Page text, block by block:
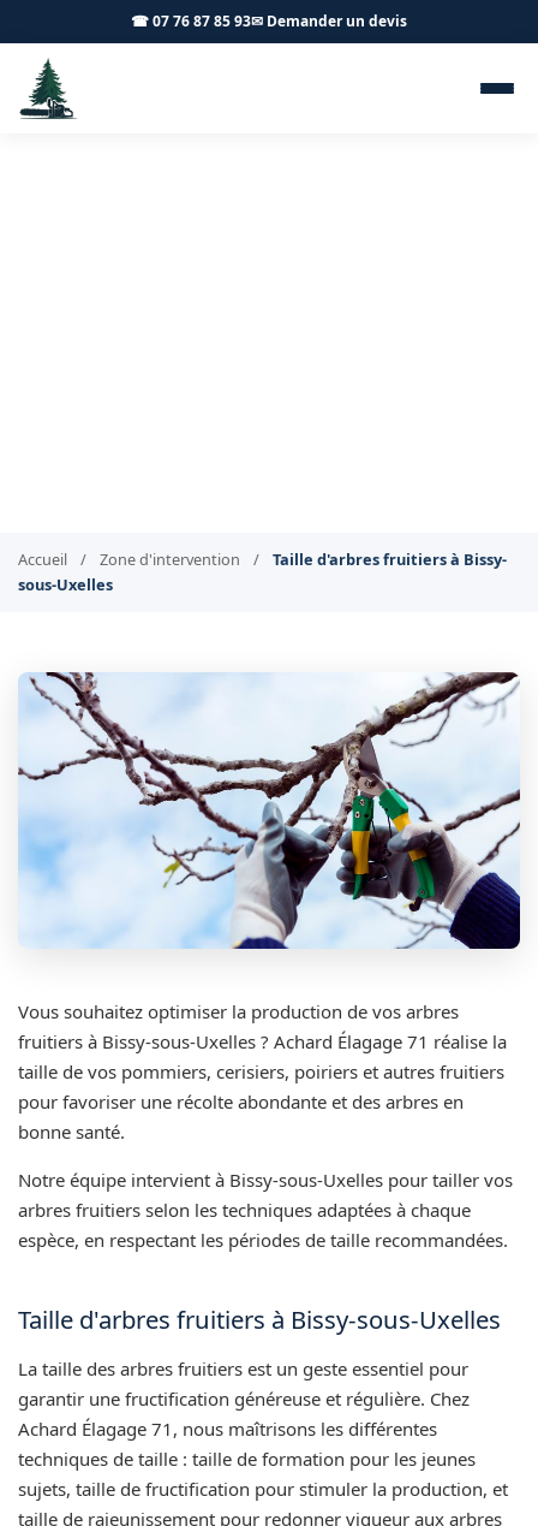
☎ 07 76 87 85 93✉ Demander un devis
Accueil / Zone d'intervention /
Taille d'arbres fruitiers à Bissy-
sous-Uxelles
Vous souhaitez optimiser la production de vos arbres
fruitiers à Bissy-sous-Uxelles ? Achard Élagage 71 réalise la
taille de vos pommiers, cerisiers, poiriers et autres fruitiers
pour favoriser une récolte abondante et des arbres en
bonne santé.
Notre équipe intervient à Bissy-sous-Uxelles pour tailler vos
arbres fruitiers selon les techniques adaptées à chaque
espèce, en respectant les périodes de taille recommandées.
Taille d'arbres fruitiers à Bissy-sous-Uxelles
La taille des arbres fruitiers est un geste essentiel pour
garantir une fructification généreuse et régulière. Chez
Achard Élagage 71, nous maîtrisons les différentes
techniques de taille : taille de formation pour les jeunes
sujets, taille de fructification pour stimuler la production, et
taille de rajeunissement pour redonner vigueur aux arbres